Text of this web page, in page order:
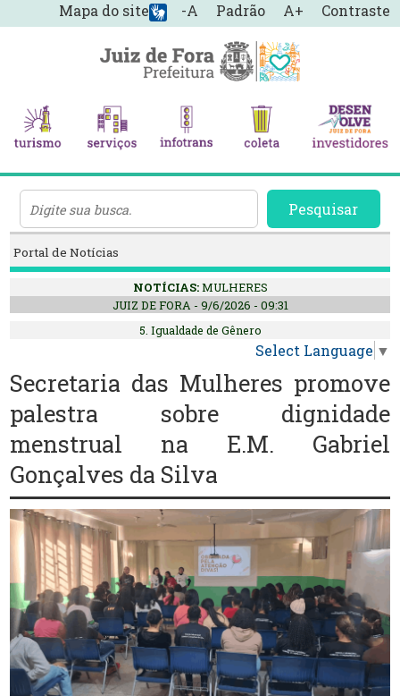
-A Padrão A+ Contraste
Mapa do site
Pesquisar
Portal de Notícias
NOTÍCIAS:MULHERES
JUIZ DE FORA - 9/6/2026 - 09:31
5. Igualdade de Gênero
Select Language ▼
Secretaria das Mulheres promove
palestra sobre dignidade
menstrual na E.M. Gabriel
Gonçalves da Silva